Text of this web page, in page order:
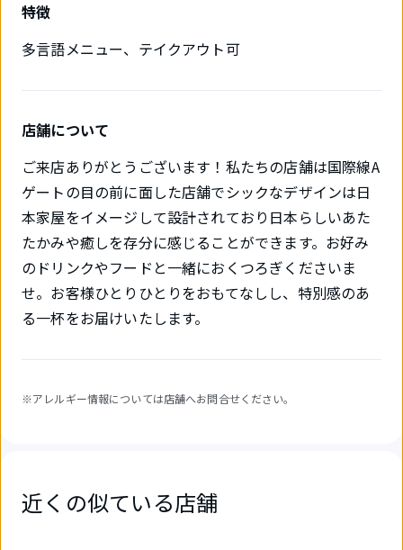
特徴
多言語メニュー、テイクアウト可
店舗について
ご来店ありがとうございます！私たちの店舗は国際線A
ゲートの目の前に面した店舗でシックなデザインは日
本家屋をイメージして設計されており日本らしいあた
たかみや癒しを存分に感じることができます。お好み
のドリンクやフードと一緒におくつろぎくださいま
せ。お客様ひとりひとりをおもてなしし、特別感のあ
る一杯をお届けいたします。
※アレルギー情報については店舗へお問合せください。
近くの似ている店舗